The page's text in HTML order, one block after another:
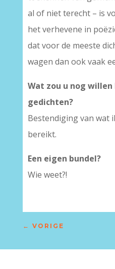
al of niet terecht – is
het verhevene in
dat voor de meeste
wagen dan ook vaak
Wat zou u nog
gedichten?
Bestendiging van wat
bereikt.
Een eigen bundel?
Wie weet?!
← VORIGE